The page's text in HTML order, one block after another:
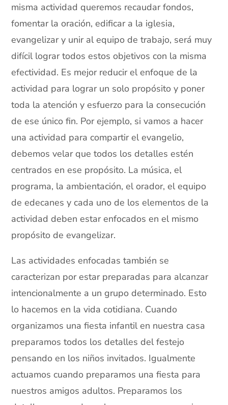
misma actividad queremos recaudar fondos,
fomentar la oración, edificar a la iglesia,
evangelizar y unir al equipo de trabajo, será muy
difícil lograr todos estos objetivos con la misma
efectividad. Es mejor reducir el enfoque de la
actividad para lograr un solo propósito y poner
toda la atención y esfuerzo para la consecución
de ese único fin. Por ejemplo, si vamos a hacer
una actividad para compartir el evangelio,
debemos velar que todos los detalles estén
centrados en ese propósito. La música, el
programa, la ambientación, el orador, el equipo
de edecanes y cada uno de los elementos de la
actividad deben estar enfocados en el mismo
propósito de evangelizar.
Las actividades enfocadas también se
caracterizan por estar preparadas para alcanzar
intencionalmente a un grupo determinado. Esto
lo hacemos en la vida cotidiana. Cuando
organizamos una fiesta infantil en nuestra casa
preparamos todos los detalles del festejo
pensando en los niños invitados. Igualmente
actuamos cuando preparamos una fiesta para
nuestros amigos adultos. Preparamos los